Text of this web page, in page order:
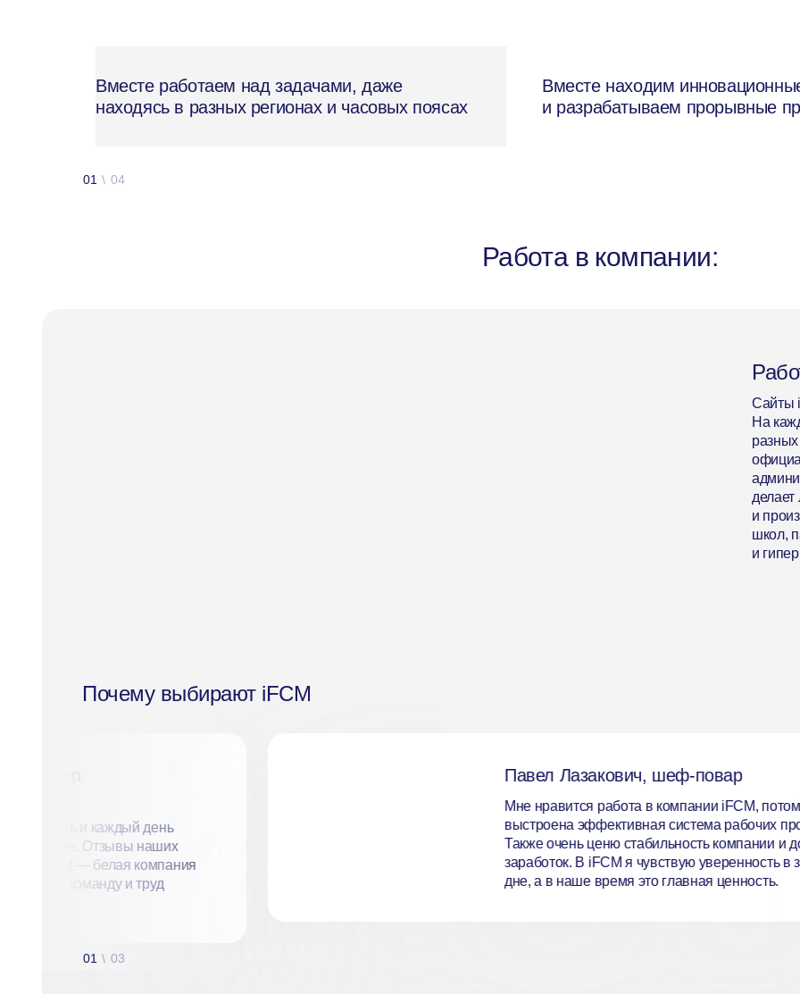
Вместе работаем над задачами, даже
находясь в разных регионах и часовых поясах
Вместе находим
и разрабатываем прорывные
01 \ 04
Работа в компании:
Сайты
На
делает
и
школ,
и
Почему выбирают iFCM
на совесть и каждый день
лучше. Отзывы наших
iFCM — белая компания
ценят команду и труд
Павел Лазакович, шеф-повар
Мне нравится работа в компании iFCM,
выстроена эффективная система рабочих
Также очень ценю стабильность компании и
заработок. В iFCM я чувствую уверенность в
дне, а в наше время это главная ценность.
01 \ 03